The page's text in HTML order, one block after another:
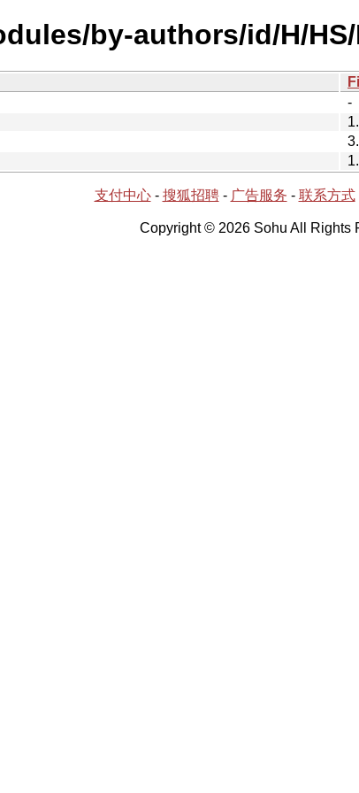
by-authors/id/H/HS/
-
支付中心- 搜狐招聘- 广告服务 - 联系方式
Copyright © 2026 Sohu All Rights